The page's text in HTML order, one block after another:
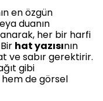
en özgün
duanın
her bir harfi
hat yazısının
ve sabır gerektirir.
gibi
de görsel